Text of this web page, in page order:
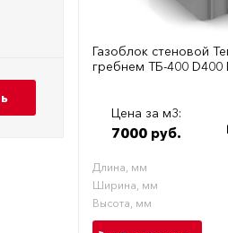
Газоблок стеновой
гребнем ТБ-400 D400
Цена за м3:
7000 руб.
Длина, мм
Ширина, мм
Высота, мм